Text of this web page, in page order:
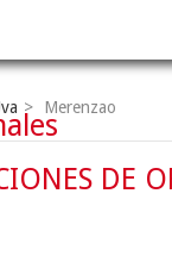
> Merenzao
DE